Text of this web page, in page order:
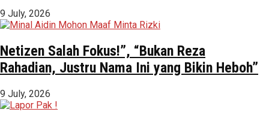
9 July, 2026
Netizen Salah Fokus!”, “Bukan Reza
Rahadian, Justru Nama Ini yang Bikin Heboh”
9 July, 2026